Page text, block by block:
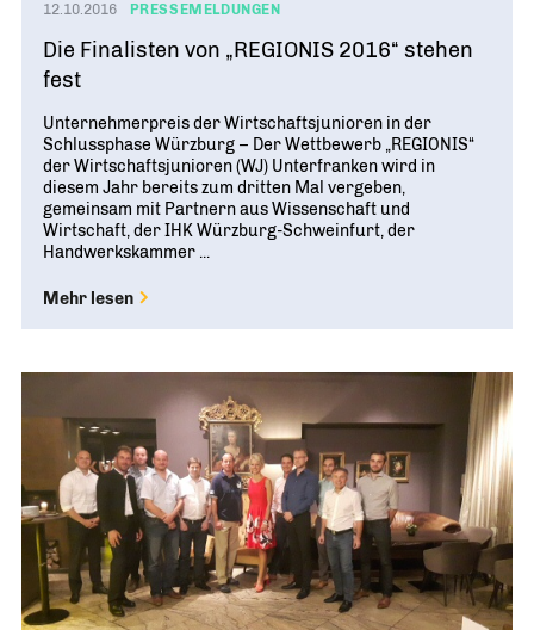
12.10.2016 PRESSEMELDUNGEN
Die Finalisten von „REGIONIS 2016“ stehen
fest
Unternehmerpreis der Wirtschaftsjunioren in der
Schlussphase Würzburg – Der Wettbewerb „REGIONIS“
der Wirtschaftsjunioren (WJ) Unterfranken wird in
diesem Jahr bereits zum dritten Mal vergeben,
gemeinsam mit Partnern aus Wissenschaft und
Wirtschaft, der IHK Würzburg-Schweinfurt, der
Handwerkskammer ...
Mehr lesen